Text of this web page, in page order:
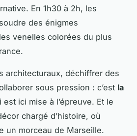
En 1h30 à 2h, les
des énigmes
venelles colorées du plus
architecturaux, déchiffrer des
sous pression : c’est la
est ici mise à l’épreuve. Et le
chargé d’histoire, où
un morceau de Marseille.